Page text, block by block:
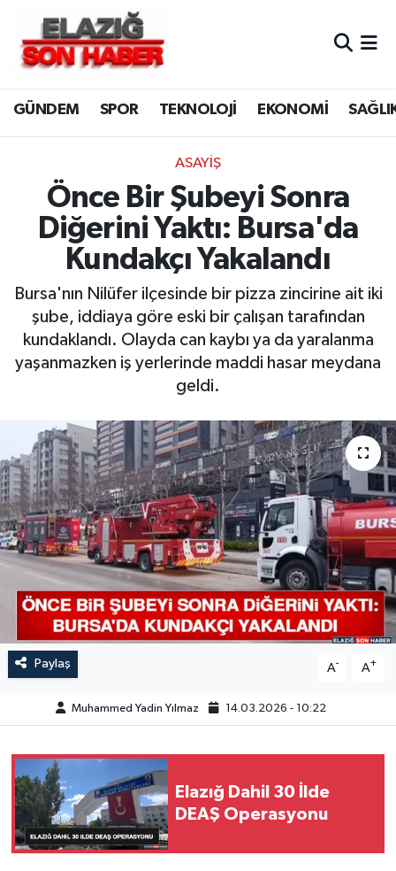
GÜNDEM SPOR TEKNOLOJİ EKONOMİ
ASAYİŞ
Önce Bir Şubeyi Sonra
Diğerini Yaktı: Bursa'da
Kundakçı Yakalandı
Bursa'nın Nilüfer ilçesinde bir pizza zincirine ait iki
şube, iddiaya göre eski bir çalışan tarafından
kundaklandı. Olayda can kaybı ya da yaralanma
yaşanmazken iş yerlerinde maddi hasar meydana
geldi.
Paylaş A- A+
Muhammed Yadin Yılmaz 14.03.2026 - 10:22
Elazığ Dahil 30 İlde
DEAŞ Operasyonu
CANLI YAYIN
ASAYİŞ
BİLİM VE TEKNOLOJİ
DÜNYA
EĞİTİM
EKONOMİ
ELAZIĞ
GÜNDEM
HABERDE İNSAN
KÜLTÜR-SANAT
MAGAZİN
MEDYA
ÖZEL HABER
POLİTİKA
SİYASET
SPOR
Merkez Hava Durumu
Merkez Trafik Yoğunluk Haritası
Süper Lig Puan Durumu ve Fikstür
Tüm Manşetler
Son Dakika Haberleri
Haber Arşivi